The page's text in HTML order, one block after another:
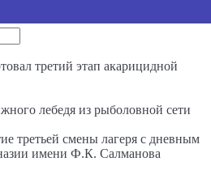
третий этап акарицидной
лебедя из рыболовной сети
третьей смены лагеря с дневным
имени Ф.К. Салманова